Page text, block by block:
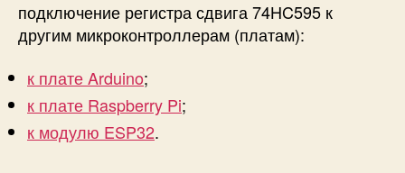
подключение регистра сдвига 74HC595 к
другим микроконтроллерам (платам):
к плате Arduino;
к плате Raspberry Pi;
к модулю ESP32.